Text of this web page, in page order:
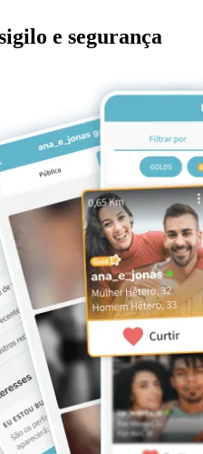
e segurança